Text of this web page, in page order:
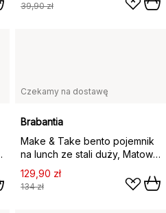
39,90 zł
Czekamy na dostawę
Brabantia
Make & Take bento pojemnik
na lunch ze stali duży, Matowa
stal nierdzewna
129,90 zł
134 zł